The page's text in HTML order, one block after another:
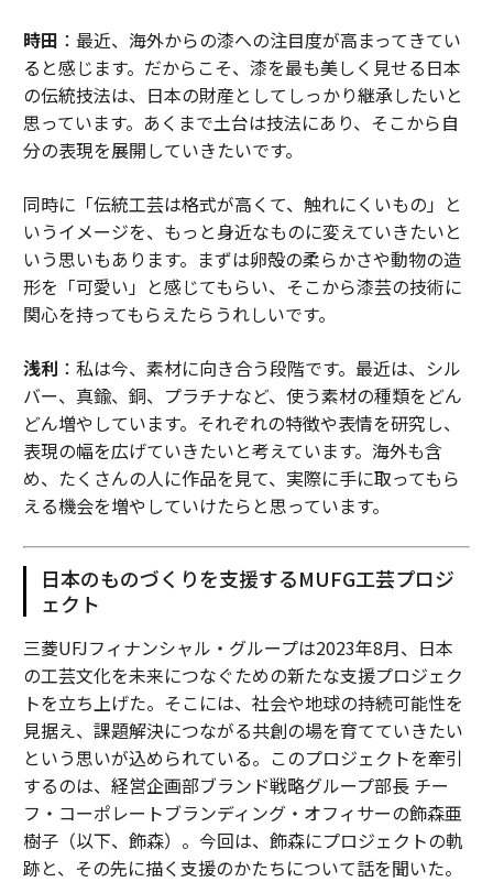
時田 ：最近、海外からの漆への注目度が高まってきてい
ると感じます。だからこそ、漆を最も美しく見せる日本
の伝統技法は、日本の財産としてしっかり継承したいと
思っています。あくまで土台は技法にあり、そこから自
分の表現を展開していきたいです。
同時に「伝統工芸は格式が高くて、触れにくいもの」と
いうイメージを、もっと身近なものに変えていきたいと
いう思いもあります。まずは卵殻の柔らかさや動物の造
形を「可愛い」と感じてもらい、そこから漆芸の技術に
関心を持ってもらえたらうれしいです。
浅利 ：私は今、素材に向き合う段階です。最近は、シル
バー、真鍮、銅、プラチナなど、使う素材の種類をどん
どん増やしています。それぞれの特徴や表情を研究し、
表現の幅を広げていきたいと考えています。海外も含
め、たくさんの人に作品を見て、実際に手に取ってもら
える機会を増やしていけたらと思っています。
日本のものづくりを支援するMUFG工芸プロジ
ェクト
三菱UFJフィナンシャル・グループは2023年8月、日本
の工芸文化を未来につなぐための新たな支援プロジェク
トを立ち上げた。そこには、社会や地球の持続可能性を
見据え、課題解決につながる共創の場を育てていきたい
という思いが込められている。このプロジェクトを牽引
するのは、経営企画部ブランド戦略グループ部長 チー
フ・コーポレートブランディング・オフィサーの飾森亜
樹子（以下、飾森）。今回は、飾森にプロジェクトの軌
跡と、その先に描く支援のかたちについて話を聞いた。